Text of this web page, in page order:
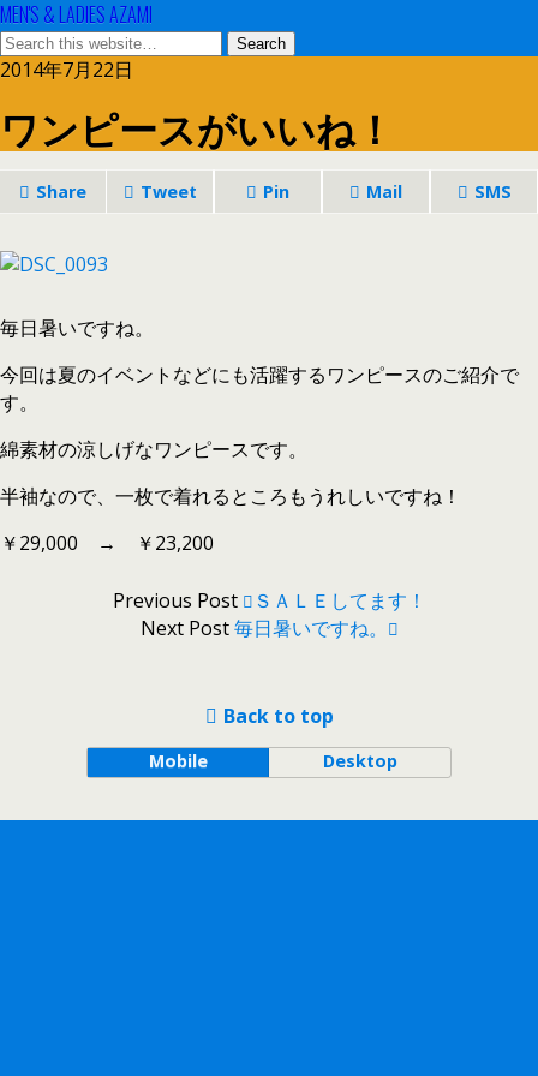
MEN'S & LADIES AZAMI
2014年7月22日
ワンピースがいいね！
Share Tweet Pin Mail SMS
毎日暑いですね。
今回は夏のイベントなどにも活躍するワンピースのご紹介で
す。
綿素材の涼しげなワンピースです。
半袖なので、一枚で着れるところもうれしいですね！
￥29,000 → ￥23,200
Previous Post
ＳＡＬＥしてます！
Next Post毎日暑いですね。
Back to top
Mobile Desktop